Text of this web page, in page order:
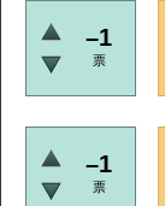
–1
票
–1
票